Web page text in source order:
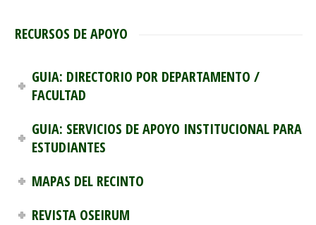
RECURSOS DE APOYO
GUIA: DIRECTORIO POR DEPARTAMENTO /
FACULTAD
GUIA: SERVICIOS DE APOYO INSTITUCIONAL PARA
ESTUDIANTES
MAPAS DEL RECINTO
REVISTA OSEIRUM